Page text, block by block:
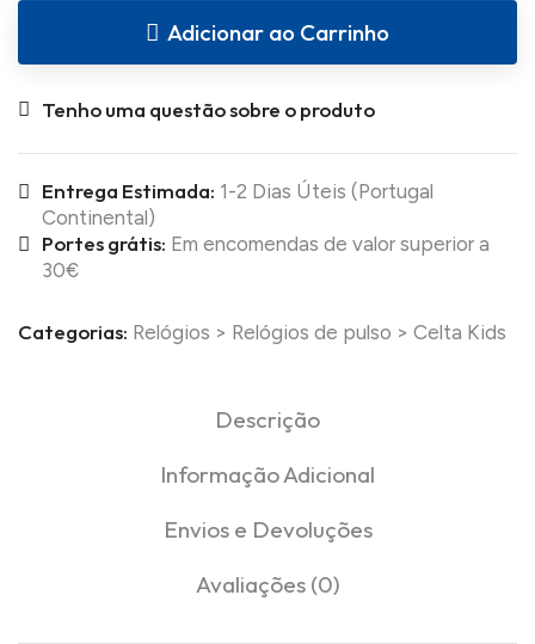
Adicionar ao Carrinho
Tenho uma questão sobre o produto
Entrega Estimada: 1-2 Dias Úteis (Portugal
Continental)
Portes grátis: Em encomendas de valor superior a
30€
Categorias: Relógios > Relógios de pulso > Celta Kids
Descrição
Informação Adicional
Envios e Devoluções
Avaliações (0)